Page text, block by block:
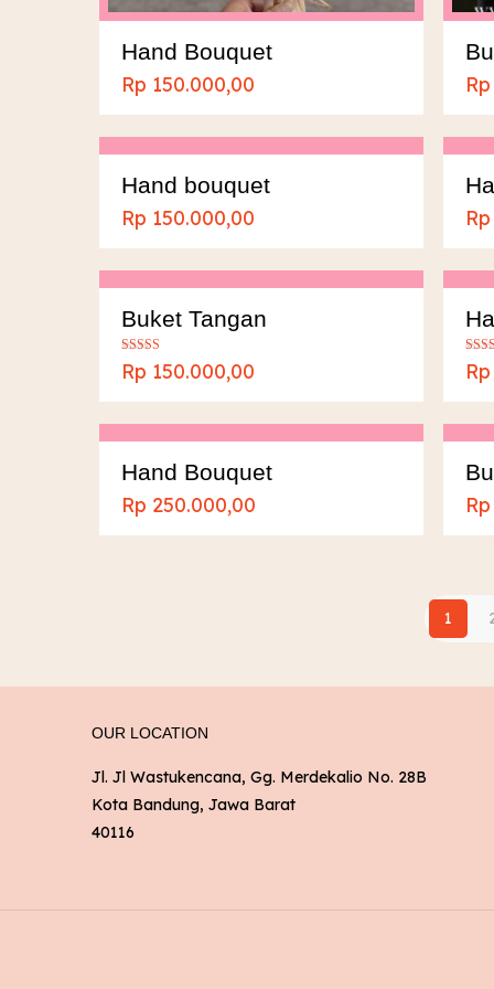
Hand Bouquet
Rp 150.000,00
Rp
Hand bouquet
Rp 150.000,00
Rp
Buket Tangan
Dinilai
5.00
Rp 150.000,00
5.00
Rp
Hand Bouquet
Rp 250.000,00
Rp
1
OUR LOCATION
Jl. Jl Wastukencana, Gg. Merdekalio No. 28B
Kota Bandung, Jawa Barat
40116